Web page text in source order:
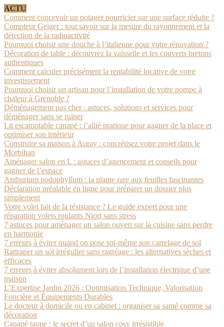
ACTU
Comment concevoir un potager nourricier sur une surface réduite ?
Compteur Geiger : tout savoir sur la mesure du rayonnement et la
détection de la radioactivité
Pourquoi choisir une douche à l’italienne pour votre rénovation ?
Décoration de table : découvrez la vaisselle et les couverts bretons
authentiques
Comment calculer précisément la rentabilité locative de votre
investissement
Pourquoi choisir un artisan pour l’installation de votre pompe à
chaleur à Grenoble ?
Déménagement pas cher : astuces, solutions et services pour
déménager sans se ruiner
Lit escamotable canapé : l’allié pratique pour gagner de la place et
optimiser son intérieur
Construire sa maison à Auray : concrétisez votre projet dans le
Morbihan
Aménager salon en L : astuces d’agencement et conseils pour
gagner de l’espace
Anthurium podophyllum : la plante rare aux feuilles fascinantes
Déclaration préalable en ligne pour préparer un dossier plus
simplement
Votre volet fait de la résistance ? Le guide expert pour une
réparation volets roulants Niort sans stress
7 astuces pour aménager un salon ouvert sur la cuisine sans perdre
en harmonie
7 erreurs à éviter quand on pose soi-même son carrelage de sol
Rattraper un sol irrégulier sans ragréage : les alternatives sèches et
efficaces
7 erreurs à éviter absolument lors de l’installation électrique d’une
maison
L’Expertise Jardin 2026 : Optimisation Technique, Valorisation
Foncière et Équipements Durables
Le docteur à domicile ou en cabinet : organiser sa santé comme sa
décoration
Canapé taupe : le secret d’un salon cosy irrésistible